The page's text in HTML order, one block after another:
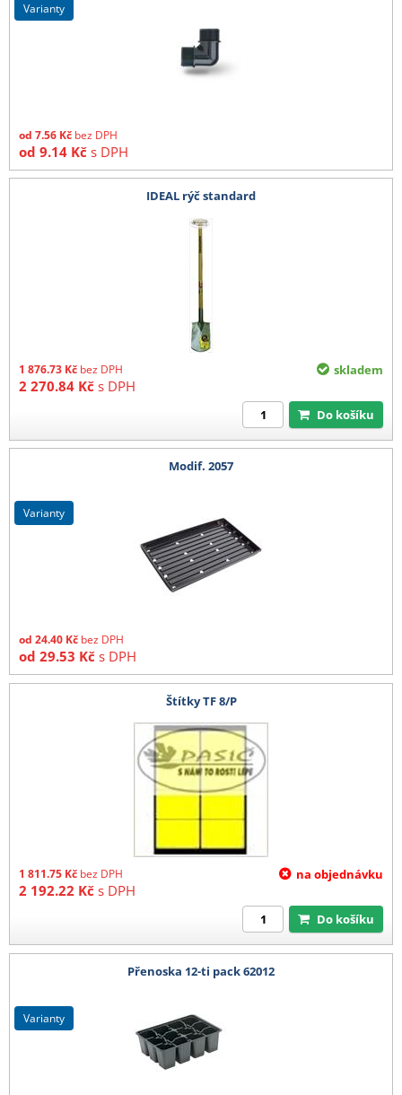
od 7.56 Kč bez DPH
od 9.14 Kč s DPH
varianty
IDEAL rýč standard
1 876.73 Kč bez DPH
2 270.84 Kč s DPH
skladem
Do košíku
Modif. 2057
od 24.40 Kč bez DPH
od 29.53 Kč s DPH
varianty
Štítky TF 8/P
1 811.75 Kč bez DPH
2 192.22 Kč s DPH
na objednávku
Do košíku
Přenoska 12-ti pack 62012
varianty